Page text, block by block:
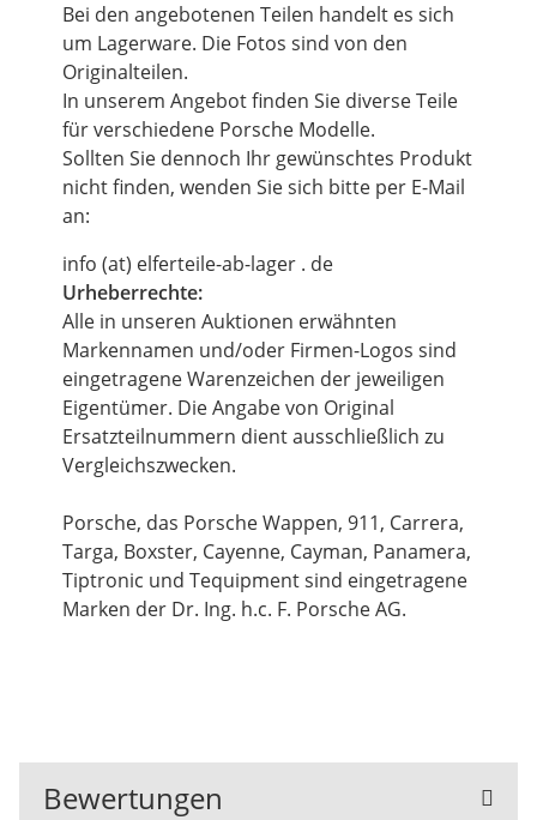
Bei den angebotenen Teilen handelt es sich
um Lagerware. Die Fotos sind von den
Originalteilen.
In unserem Angebot finden Sie diverse Teile
für verschiedene Porsche Modelle.
Sollten Sie dennoch Ihr gewünschtes Produkt
nicht finden, wenden Sie sich bitte per E-Mail
an:
info (at) elferteile-ab-lager . de
Urheberrechte:
Alle in unseren Auktionen erwähnten
Markennamen und/oder Firmen-Logos sind
eingetragene Warenzeichen der jeweiligen
Eigentümer. Die Angabe von Original
Ersatzteilnummern dient ausschließlich zu
Vergleichszwecken.
Porsche, das Porsche Wappen, 911, Carrera,
Targa, Boxster, Cayenne, Cayman, Panamera,
Tiptronic und Tequipment sind eingetragene
Marken der Dr. Ing. h.c. F. Porsche AG.
Bewertungen